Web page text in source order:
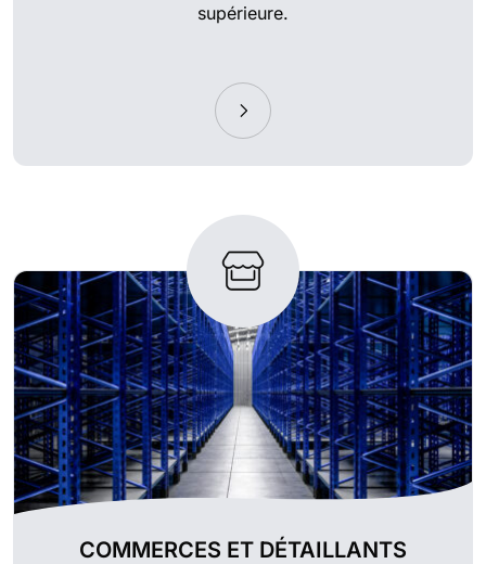
supérieure.
COMMERCES ET DÉTAILLANTS